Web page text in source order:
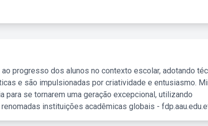
progresso dos alunos no contexto escolar, adotando
e são impulsionadas por criatividade e entusiasmo.
para se tornarem uma geração excepcional, utilizando
instituições acadêmicas globais -